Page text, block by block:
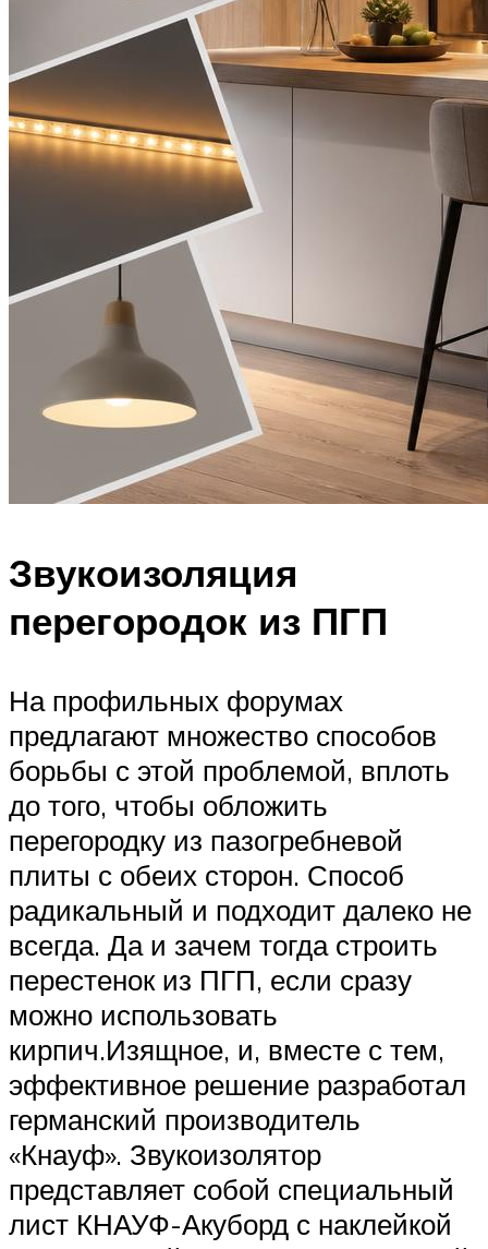
Звукоизоляция
перегородок из ПГП
На профильных форумах
предлагают множество способов
борьбы с этой проблемой, вплоть
до того, чтобы обложить
перегородку из пазогребневой
плиты с обеих сторон. Способ
радикальный и подходит далеко не
всегда. Да и зачем тогда строить
перестенок из ПГП, если сразу
можно использовать
кирпич.Изящное, и, вместе с тем,
эффективное решение разработал
германский производитель
«Кнауф». Звукоизолятор
представляет собой специальный
лист КНАУФ-Акуборд с наклейкой